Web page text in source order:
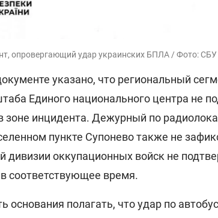
опровергающий удар украинских БПЛА / Фото: СБУ
указано, что региональный
Единого национального центра не
зоне инцидента. Дежурный по
пункте Супонево также не
дивизии оккупационных войск не
соответствующее время.
основания полагать, что удар по